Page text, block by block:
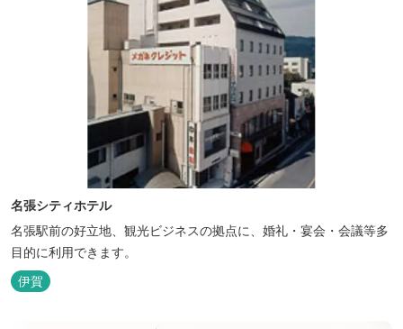
名張シティホテル
名張駅前の好立地、観光ビジネスの拠点に、婚礼・宴会・会議等多
目的に利用できます。
伊賀